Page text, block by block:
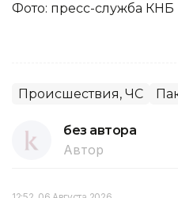
Фото: пресс-служба КНБ
Происшествия, ЧС
без автора
Автор